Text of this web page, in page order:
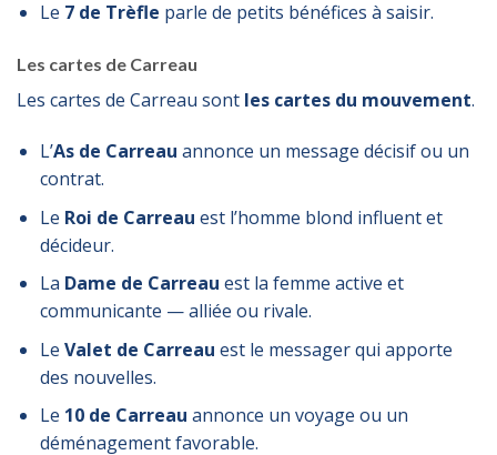
Le 7 de Trèfle parle de petits bénéfices à saisir.
Les cartes de Carreau
Les cartes de Carreau sont les cartes du mouvement.
L’As de Carreau annonce un message décisif ou un
contrat.
Le Roi de Carreau est l’homme blond influent et
décideur.
La Dame de Carreau est la femme active et
communicante — alliée ou rivale.
Le Valet de Carreau est le messager qui apporte
des nouvelles.
Le 10 de Carreau annonce un voyage ou un
déménagement favorable.